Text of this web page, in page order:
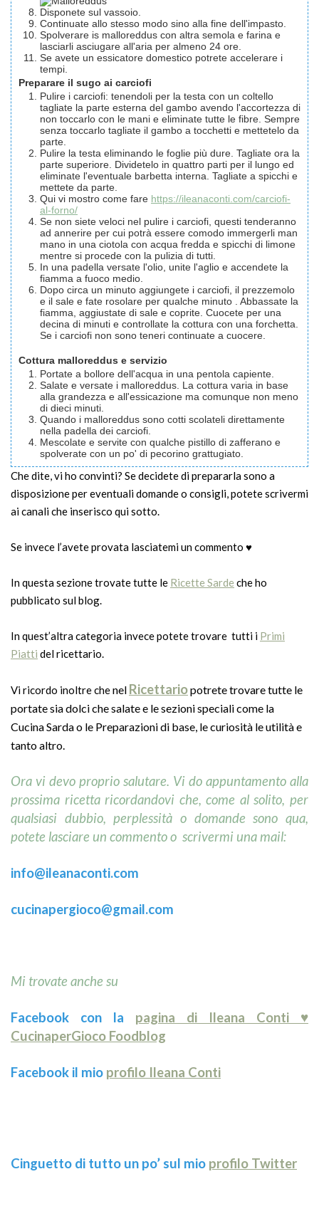
Disponete sul vassoio.
Continuate allo stesso modo sino alla fine dell'impasto.
Spolverare is malloreddus con altra semola e farina e
lasciarli asciugare all'aria per almeno 24 ore.
Se avete un essicatore domestico potrete accelerare i
tempi.
Preparare il sugo ai carciofi
Pulire i carciofi: tenendoli per la testa con un coltello
tagliate la parte esterna del gambo avendo l'accortezza di
non toccarlo con le mani e eliminate tutte le fibre. Sempre
senza toccarlo tagliate il gambo a tocchetti e mettetelo da
parte.
Pulire la testa eliminando le foglie più dure. Tagliate ora la
parte superiore. Dividetelo in quattro parti per il lungo ed
eliminate l'eventuale barbetta interna. Tagliate a spicchi e
mettete da parte.
Qui vi mostro come fare https://ileanaconti.com/carciofi-
al-forno/
Se non siete veloci nel pulire i carciofi, questi tenderanno
ad annerire per cui potrà essere comodo immergerli man
mano in una ciotola con acqua fredda e spicchi di limone
mentre si procede con la pulizia di tutti.
In una padella versate l'olio, unite l'aglio e accendete la
fiamma a fuoco medio.
Dopo circa un minuto aggiungete i carciofi, il prezzemolo
e il sale e fate rosolare per qualche minuto . Abbassate la
fiamma, aggiustate di sale e coprite. Cuocete per una
decina di minuti e controllate la cottura con una forchetta.
Se i carciofi non sono teneri continuate a cuocere.
Cottura malloreddus e servizio
Portate a bollore dell'acqua in una pentola capiente.
Salate e versate i malloreddus. La cottura varia in base
alla grandezza e all'essicazione ma comunque non meno
di dieci minuti.
Quando i malloreddus sono cotti scolateli direttamente
nella padella dei carciofi.
Mescolate e servite con qualche pistillo di zafferano e
spolverate con un po' di pecorino grattugiato.
Che dite, vi ho convinti? Se decidete di prepararla sono a
disposizione per eventuali domande o consigli, potete scrivermi
ai canali che inserisco qui sotto.
Se invece l’avete provata lasciatemi un commento ♥
In questa sezione trovate tutte le Ricette Sarde che ho
pubblicato sul blog.
In quest’altra categoria invece potete trovare tutti i Primi
Piatti del ricettario.
Vi ricordo inoltre chenel Ricettariopotrete trovare tutte le
portate sia dolci che salate e le sezioni speciali come la
Cucina Sarda o le Preparazioni di base, le curiosità le utilità e
tanto altro.
Ora vi devo proprio salutare. Vi do appuntamento alla
prossima ricetta ricordandovi che, come al solito, per
qualsiasi dubbio, perplessità o domande sono qua,
potete lasciare un commento o scrivermi una mail:
info@ileanaconti.com
cucinapergioco@gmail.com
Mi trovate anche su
Facebook con la pagina di Ileana Conti ♥
CucinaperGioco Foodblog
Facebook il mio profilo Ileana Conti
Cinguetto di tutto un po’ sul mio profilo Twitter